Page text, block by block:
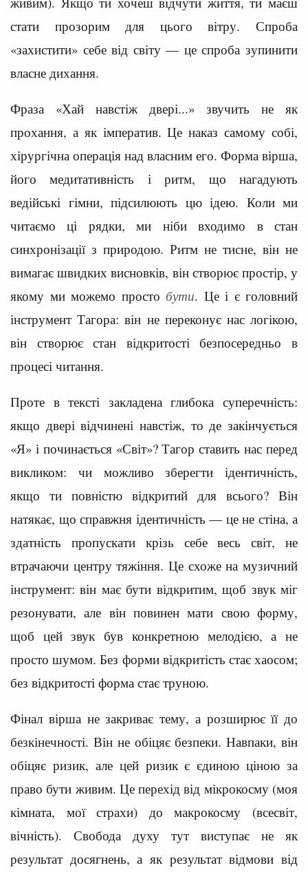
стати прозорим для цього вітру. Спроба
«захистити» себе від світу — це спроба зупинити
власне дихання.
Фраза «Хай навстіж двері...» звучить не як
прохання, а як імператив. Це наказ самому собі,
хірургічна операція над власним его. Форма вірша,
його медитативність і ритм, що нагадують
ведійські гімни, підсилюють цю ідею. Коли ми
читаємо ці рядки, ми ніби входимо в стан
синхронізації з природою. Ритм не тисне, він не
вимагає швидких висновків, він створює простір, у
якому ми можемо просто бути. Це і є головний
інструмент Тагора: він не переконує нас логікою,
він створює стан відкритості безпосередньо в
процесі читання.
Проте в тексті закладена глибока суперечність:
якщо двері відчинені навстіж, то де закінчується
«Я» і починається «Світ»? Тагор ставить нас перед
викликом: чи можливо зберегти ідентичність,
якщо ти повністю відкритий для всього? Він
натякає, що справжня ідентичність — це не стіна, а
здатність пропускати крізь себе весь світ, не
втрачаючи центру тяжіння. Це схоже на музичний
інструмент: він має бути відкритим, щоб звук міг
резонувати, але він повинен мати свою форму,
щоб цей звук був конкретною мелодією, а не
просто шумом. Без форми відкритість стає хаосом;
без відкритості форма стає труною.
Фінал вірша не закриває тему, а розширює її до
безкінечності. Він не обіцяє безпеки. Навпаки, він
обіцяє ризик, але цей ризик є єдиною ціною за
право бути живим. Це перехід від мікрокосму (моя
кімната, мої страхи) до макрокосму (всесвіт,
вічність). Свобода духу тут виступає не як
результат досягнень, а як результат відмови від